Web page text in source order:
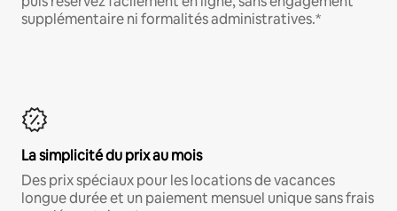
supplémentaire ni formalités administratives.*
La simplicité du prix au mois
Des prix spéciaux pour les locations de vacances
longue durée et un paiement mensuel unique sans frais